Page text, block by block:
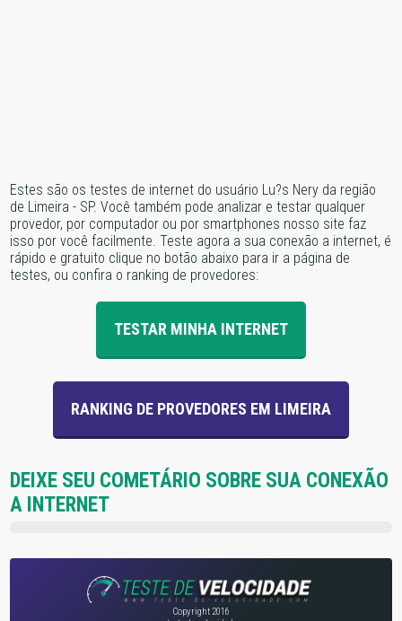
Estes são os testes de internet do usuário Lu?s Nery da região
de Limeira - SP. Você também pode analizar e testar qualquer
provedor, por computador ou por smartphones nosso site faz
isso por você facilmente. Teste agora a sua conexão a internet, é
rápido e gratuito clique no botão abaixo para ir a página de
testes, ou confira o ranking de provedores:
TESTAR MINHA INTERNET
RANKING DE PROVEDORES EM LIMEIRA
DEIXE SEU COMETÁRIO SOBRE SUA CONEXÃO
A INTERNET
Copyright 2016